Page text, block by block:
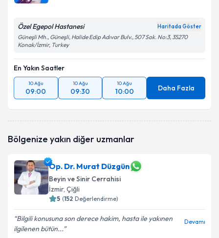
Kişisel verilerimin işlenmesine ilişkinAydınlatma
'ni okudum ve kişisel verilerimin belirtilen
kapsamda işlenmesini kabul ediyorum.
Takvim Talebini Gönder
Özel Egepol Hastanesi Haritada Göster
Güneşli Mh., Güneşli, Halide Edip Adıvar Bulv., 507 Sok. No:3, 35270
Konak/İzmir, Turkey
En Yakın Saatler
10 Ağu
09:00
10 Ağu
09:30
10 Ağu
10:00 Daha Fazla
Bölgenize yakın diğer uzmanlar
Op. Dr. Murat Düzgün
Beyin ve Sinir Cerrahisi
İzmir, Çiğli
5 (152 Değerlendirme)
Bilgili konusuna son derece hakim, hasta ile yakınen
ilgilenen bütün...
Devamı